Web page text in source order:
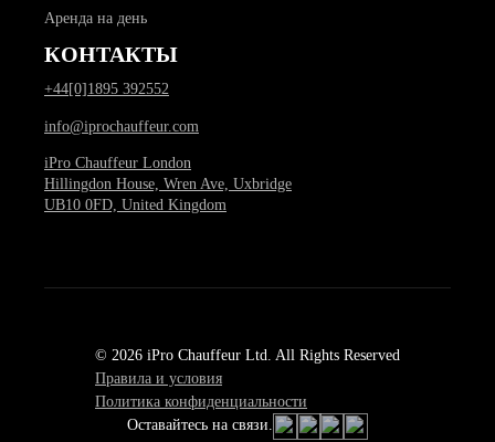
Аренда на день
КОНТАКТЫ
+44[0]1895 392552
info@iprochauffeur.com
iPro Chauffeur London
Hillingdon House, Wren Ave, Uxbridge
UB10 0FD, United Kingdom
© 2026 iPro Chauffeur Ltd. All Rights Reserved
Правила и условия
Политика конфиденциальности
Оставайтесь на связи.